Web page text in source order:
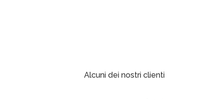
Alcuni dei nostri clienti